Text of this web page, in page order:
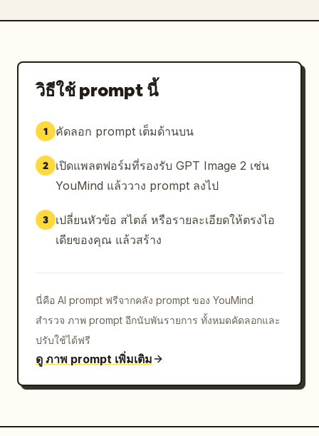
วิธีใช้ prompt นี้
1 คัดลอก prompt เต็มด้านบน
2
เปิดแพลตฟอร์มที่รองรับ GPT Image 2 เช่น
YouMind แล้ววาง prompt ลงไป
3
เปลี่ยนหัวข้อ สไตล์ หรือรายละเอียดให้ตรงไอ
เดียของคุณ แล้วสร้าง
นี่คือ AI prompt ฟรีจากคลัง prompt ของ YouMind
สำรวจ ภาพ prompt อีกนับพันรายการ ทั้งหมดคัดลอกและ
ปรับใช้ได้ฟรี
ดู ภาพ prompt เพิ่มเติม